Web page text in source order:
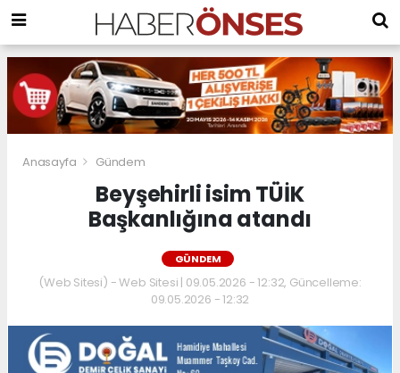
Anasayfa Gündem
Beyşehirli isim TÜİK
Başkanlığına atandı
GÜNDEM
(Web Sitesi) - Web Sitesi | 09.05.2026 - 12:32, Güncelleme:
09.05.2026 - 12:32